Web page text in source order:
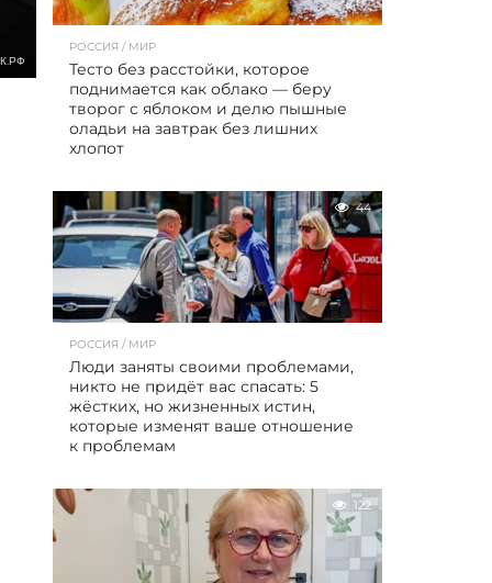
РОССИЯ / МИР
Тесто без расстойки, которое
поднимается как облако — беру
творог с яблоком и делю пышные
оладьи на завтрак без лишних
хлопот
44
РОССИЯ / МИР
Люди заняты своими проблемами,
никто не придёт вас спасать: 5
жёстких, но жизненных истин,
которые изменят ваше отношение
к проблемам
122